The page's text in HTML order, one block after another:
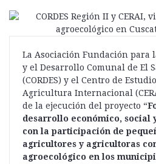
La Asociación Fundación para
y el Desarrollo Comunal de El
(CORDES) y el Centro de
Agricultura Internacional
de la ejecución del proyecto “
desarrollo económico, social
con la participación de
agricultores y agricultoras
agroecológico en los